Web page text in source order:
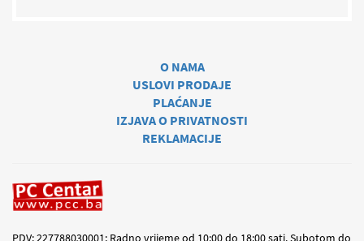
O NAMA
USLOVI PRODAJE
PLAĆANJE
IZJAVA O PRIVATNOSTI
REKLAMACIJE
PDV: 227788030001; Radno vrijeme od 10:00 do 18:00 sati. Subotom do